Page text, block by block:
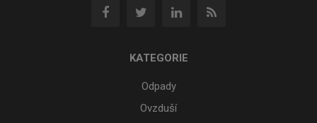
KATEGORIE
Odpady
Ovzduší